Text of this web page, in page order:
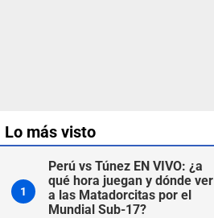
Lo más visto
1
Perú vs Túnez EN VIVO: ¿a
qué hora juegan y dónde ver
a las Matadorcitas por el
Mundial Sub-17?